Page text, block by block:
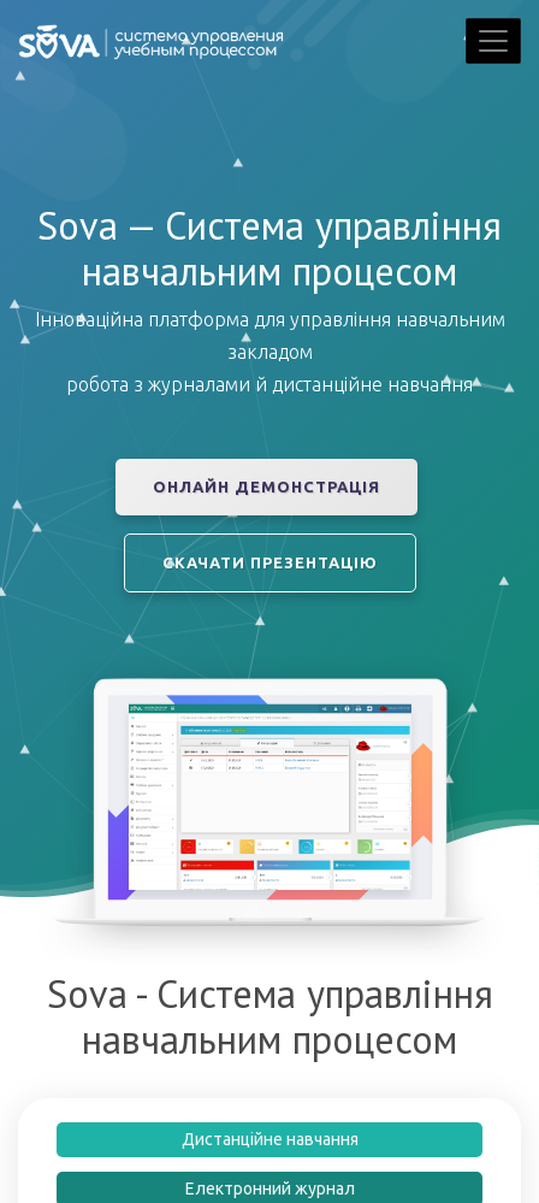
Sova — Система управління
навчальним процесом
Інноваційна платформа для управління навчальним
закладом
робота з журналами й дистанційне навчання
ОНЛАЙН ДЕМОНСТРАЦІЯ
СКАЧАТИ ПРЕЗЕНТАЦІЮ
Sova - Система управління
навчальним процесом
Дистанційне навчання
Електронний журнал